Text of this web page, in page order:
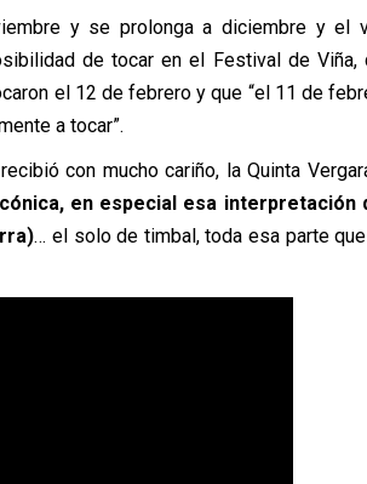
y se prolonga a diciembre y el
de tocar en el Festival de Viña,
el 12 de febrero y que “el 11 de
a tocar”.
con mucho cariño, la Quinta
en especial esa interpretación
… el solo de timbal, toda esa parte